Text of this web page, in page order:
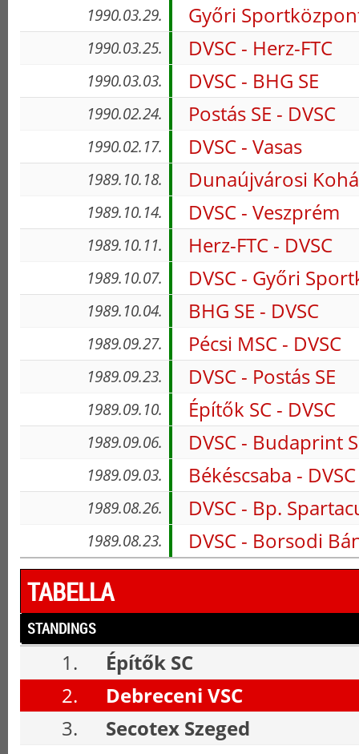
1990.03.29. Győri
1990.03.25. DVSC - Herz-FTC
1990.03.03. DVSC - BHG SE
1990.02.24. Postás SE - DVSC
1990.02.17. DVSC - Vasas
1989.10.18. Dunaújvárosi
1989.10.14. DVSC - Veszprém
1989.10.11. Herz-FTC - DVSC
1989.10.07. DVSC - Győri
1989.10.04. BHG SE - DVSC
1989.09.27. Pécsi MSC - DVSC
1989.09.23. DVSC - Postás SE
1989.09.10. Építők SC - DVSC
1989.09.06. DVSC - Budaprint
1989.09.03. Békéscsaba - DVSC
1989.08.26. DVSC - Bp.
1989.08.23. DVSC - Borsodi
TABELLA
STANDINGS
1.
Építők SC
2.
Debreceni VSC
3.
Secotex Szeged